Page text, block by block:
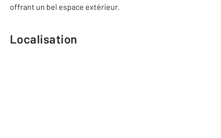
offrant un bel espace extérieur.
Localisation